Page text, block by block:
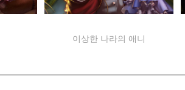
이상한 나라의 애니